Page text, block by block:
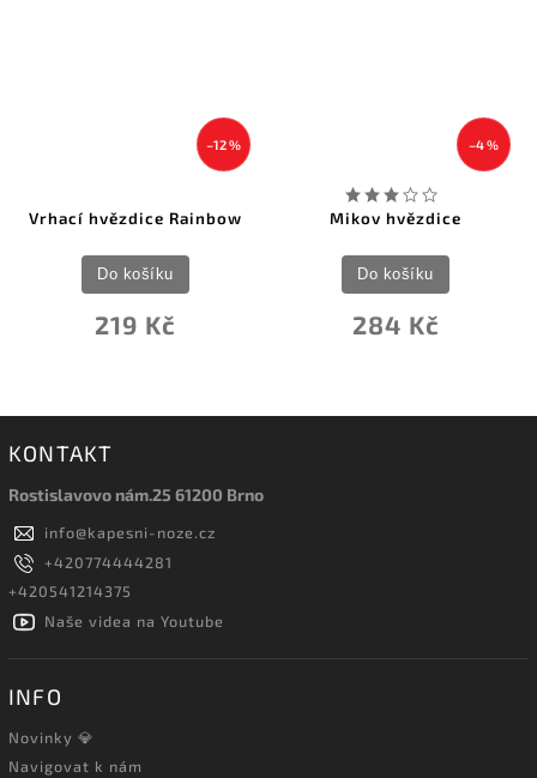
–12 %
Vrhací hvězdice Rainbow
219 Kč
Do košíku
–4 %
Mikov hvězdice
284 Kč
Do košíku
KONTAKT
Rostislavovo nám.25 61200 Brno
info@kapesni-noze.cz
+420774444281
+420541214375
Naše videa na Youtube
INFO
Novinky 💎
Navigovat k nám